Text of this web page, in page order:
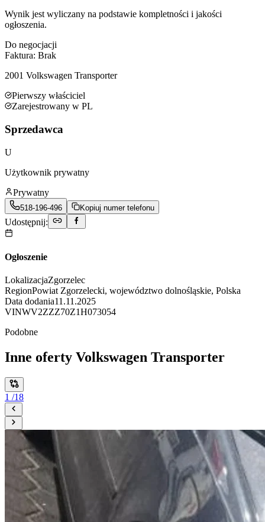
Wynik jest wyliczany na podstawie kompletności i jakości
ogłoszenia.
Do negocjacji
Faktura: Brak
2001 Volkswagen Transporter
Pierwszy właściciel
Zarejestrowany w PL
Sprzedawca
U
Użytkownik prywatny
Prywatny
518-196-496 Kopiuj numer telefonu
Udostępnij:
Ogłoszenie
LokalizacjaZgorzelec
RegionPowiat Zgorzelecki, województwo dolnośląskie, Polska
Data dodania11.11.2025
VINWV2ZZZ70Z1H073054
Podobne
Inne oferty Volkswagen Transporter
1 /18